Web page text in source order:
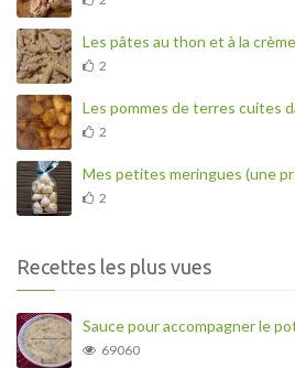
Les pâtes au thon et à la
2
Les pommes de terres cuites
2
Mes petites meringues (une
2
Recettes les plus vues
Sauce pour accompagner le
69060